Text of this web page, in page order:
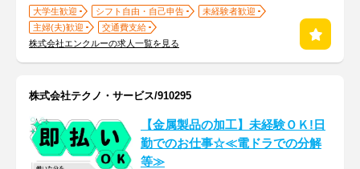
大学生歓迎 シフト自由・自己申告
未経験者歓迎
主婦(夫)歓迎
交通費支給
株式会社エンクルーの求人一覧を見る
株式会社テクノ・サービス/910295
【金属製品の加工】未経験ＯＫ!日
勤でのお仕事☆≪電ドラでの分解
等≫